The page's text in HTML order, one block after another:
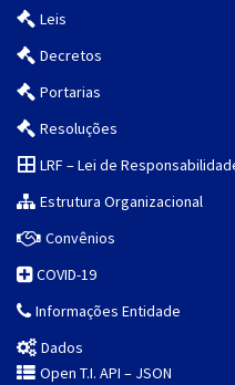
Leis
Decretos
Portarias
Resoluções
LRF – Lei de
Estrutura Organizacional
Convênios
COVID-19
Informações Entidade
Dados
Open T.I. API – JSON